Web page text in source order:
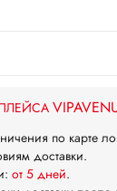
по карте
доставки.
от 5 дней.